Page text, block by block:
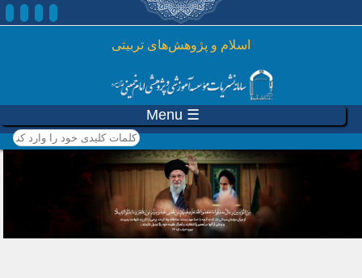
رفتن به محتوای اصلی
اسلام و پژوهش‌های تربیتی
☰ Menu
کلمات کلیدی خود را وارد
کنید